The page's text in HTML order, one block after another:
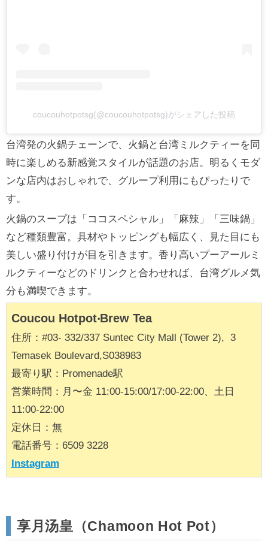
coucouhotpotsg(@coucouhotpotsg)がシェアした投稿
台湾発の火鍋チェーンで、火鍋と台湾ミルクティーを同
時に楽しめる新感覚スタイルが話題のお店。明るくモダ
ンな店内はおしゃれで、グループ利用にもぴったりで
す。
火鍋のスープは「ココスペシャル」「麻辣」「三味鍋」
など種類豊富。具材やトッピングも幅広く、見た目にも
美しい盛り付けが目を引きます。香り高いプーアールミ
ルクティーなどのドリンクと合わせれば、台湾グルメ気
分も満喫できます。
Coucou Hotpot‧Brew Tea
住所：#03- 332/337 Suntec City Mall (Tower 2), 3
Temasek Boulevard,S038983
最寄り駅：Promenade駅
営業時間：月〜金 11:00-15:00/17:00-22:00、土日
11:00-22:00
定休日：無
電話番号：6509 3228
Instagram
享月汤皇（Chamoon Hot Pot）